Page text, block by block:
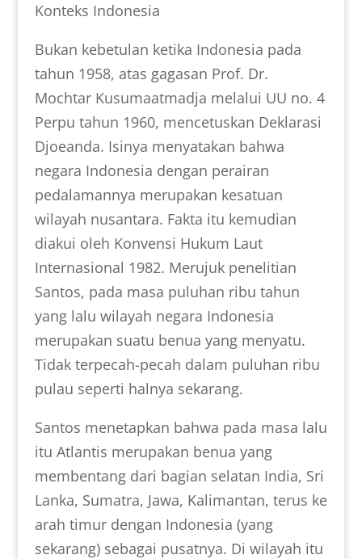
Konteks Indonesia
Bukan kebetulan ketika Indonesia pada
tahun 1958, atas gagasan Prof. Dr.
Mochtar Kusumaatmadja melalui UU no. 4
Perpu tahun 1960, mencetuskan Deklarasi
Djoeanda. Isinya menyatakan bahwa
negara Indonesia dengan perairan
pedalamannya merupakan kesatuan
wilayah nusantara. Fakta itu kemudian
diakui oleh Konvensi Hukum Laut
Internasional 1982. Merujuk penelitian
Santos, pada masa puluhan ribu tahun
yang lalu wilayah negara Indonesia
merupakan suatu benua yang menyatu.
Tidak terpecah-pecah dalam puluhan ribu
pulau seperti halnya sekarang.
Santos menetapkan bahwa pada masa lalu
itu Atlantis merupakan benua yang
membentang dari bagian selatan India, Sri
Lanka, Sumatra, Jawa, Kalimantan, terus ke
arah timur dengan Indonesia (yang
sekarang) sebagai pusatnya. Di wilayah itu